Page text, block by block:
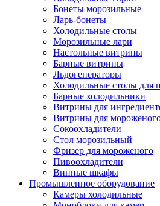
Бонеты морозильные
Ларь-бонеты
Холодильные столы
Морозильные лари
Настольные витрины
Барные витрины
Льдогенераторы
Холодильные столы для
Барные холодильники
Витрины для
Витрины для
Сокоохладители
Стол морозильный
Фризер для мороженого
Пивоохладители
Винные шкафы
Промышленное оборудование
Камеры холодильные